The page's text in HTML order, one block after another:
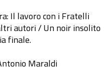
Il lavoro con i Fratelli
autori / Un noir insolito
finale.
Maraldi